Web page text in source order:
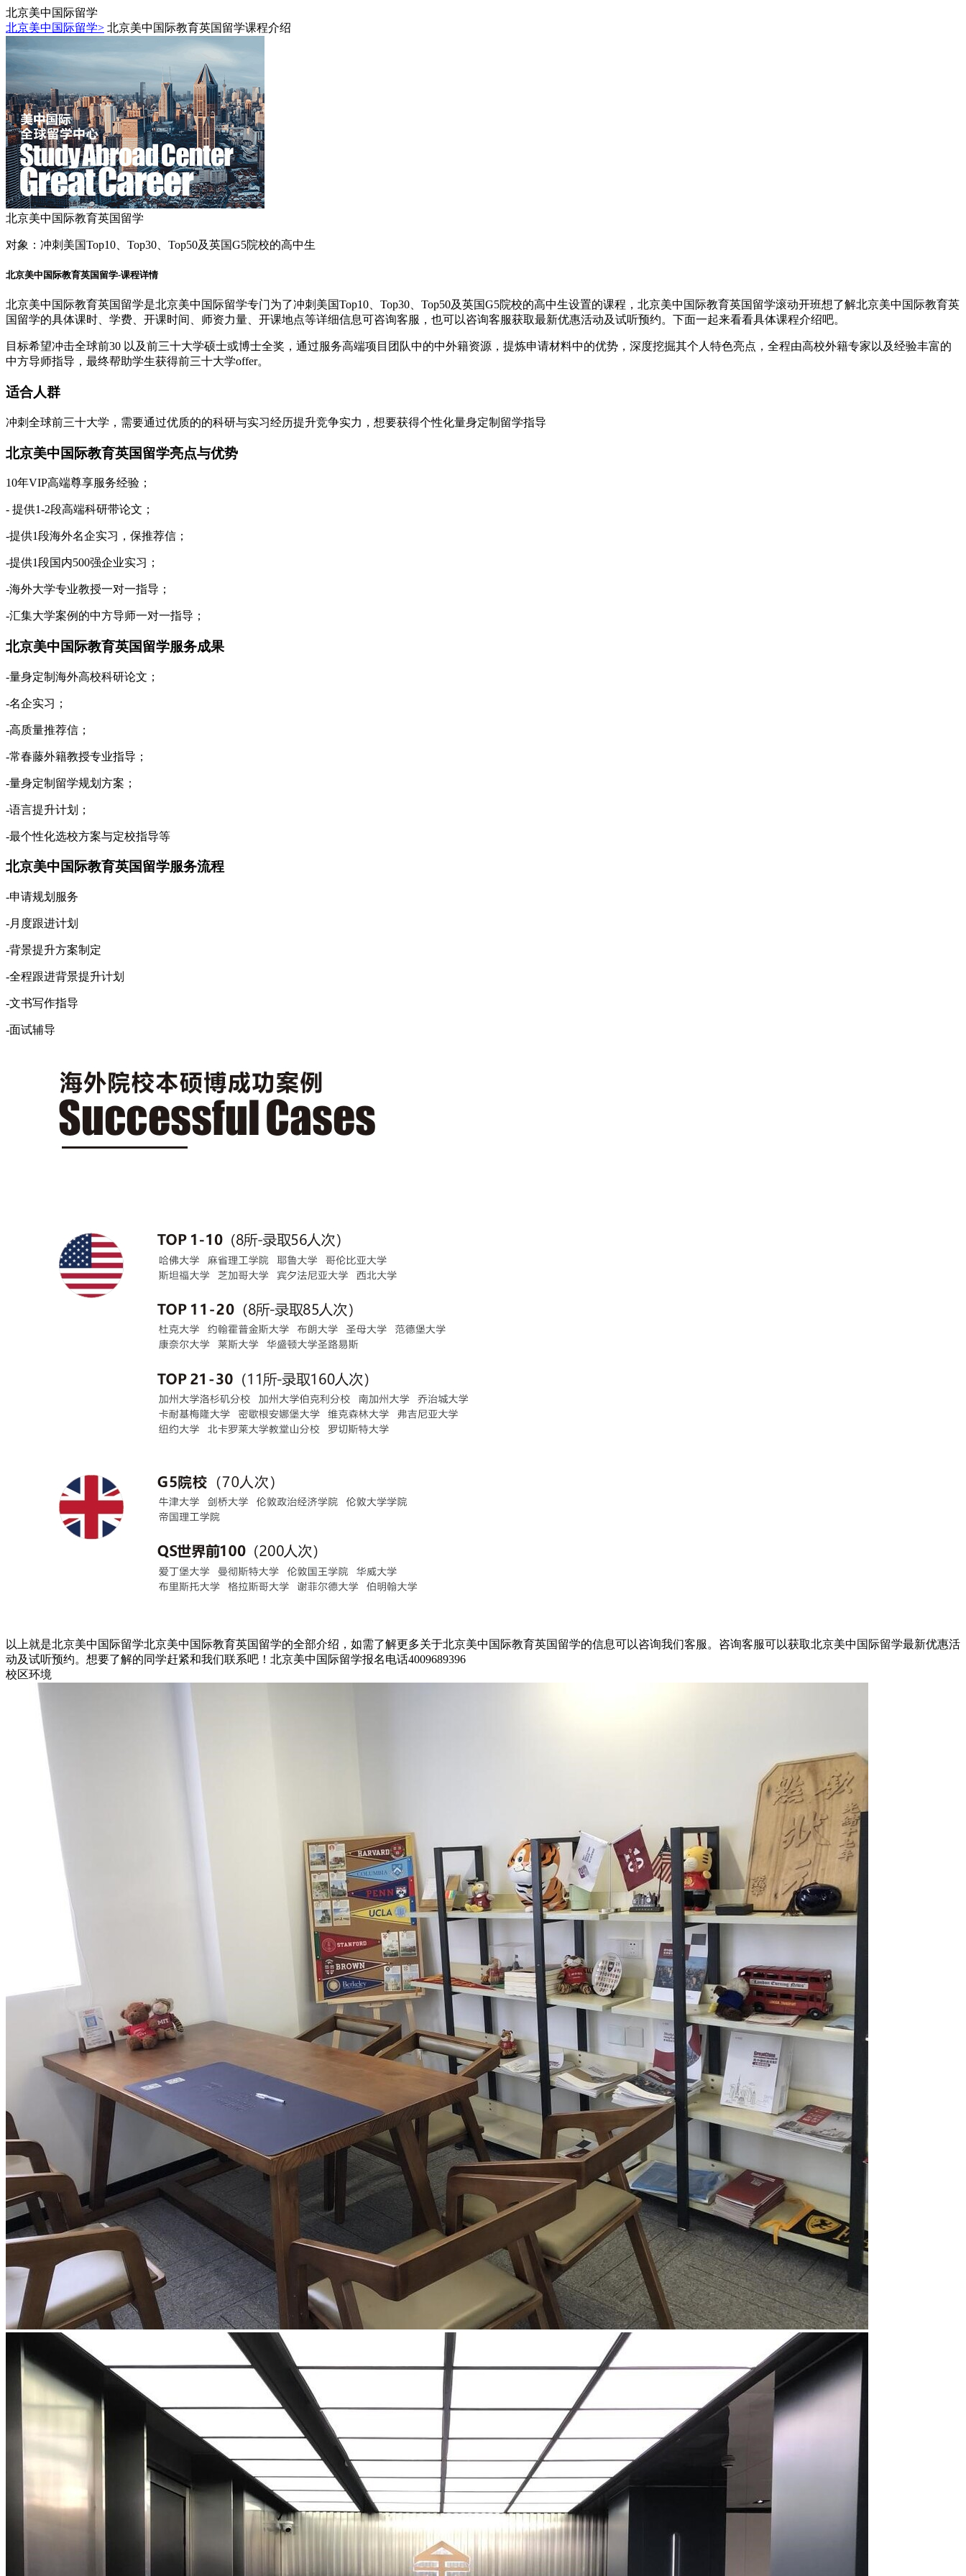
北京美中国际留学
北京美中国际留学> 北京美中国际教育英国留学课程介绍
北京美中国际教育英国留学
对象： 冲刺美国Top10、Top30、Top50及英国G5院校的高中生
北京美中国际教育英国留学-课程详情
北京美中国际教育英国留学是北京美中国际留学专门为了冲刺美国Top10、Top30、Top50及英国G5院校的高中生设置的课程，北京美中国际教育英国留学滚动开班想了解北京美中国际教育英
国留学的具体课时、学费、开课时间、师资力量、开课地点等详细信息可咨询客服，也可以咨询客服获取最新优惠活动及试听预约。下面一起来看看具体课程介绍吧。
目标希望冲击全球前30 以及前三十大学硕士或博士全奖，通过服务高端项目团队中的中外籍资源，提炼申请材料中的优势，深度挖掘其个人特色亮点，全程由高校外籍专家以及经验丰富的
中方导师指导，最终帮助学生获得前三十大学offer。
适合人群
冲刺全球前三十大学，需要通过优质的的科研与实习经历提升竞争实力，想要获得个性化量身定制留学指导
北京美中国际教育英国留学亮点与优势
10年VIP高端尊享服务经验；
- 提供1-2段高端科研带论文；
-提供1段海外名企实习，保推荐信；
-提供1段国内500强企业实习；
-海外大学专业教授一对一指导；
-汇集大学案例的中方导师一对一指导；
北京美中国际教育英国留学服务成果
-量身定制海外高校科研论文；
-名企实习；
-高质量推荐信；
-常春藤外籍教授专业指导；
-量身定制留学规划方案；
-语言提升计划；
-最个性化选校方案与定校指导等
北京美中国际教育英国留学服务流程
-申请规划服务
-月度跟进计划
-背景提升方案制定
-全程跟进背景提升计划
-文书写作指导
-面试辅导
以上就是北京美中国际留学北京美中国际教育英国留学的全部介绍，如需了解更多关于北京美中国际教育英国留学的信息可以咨询我们客服。咨询客服可以获取北京美中国际留学最新优惠活
动及试听预约。想要了解的同学赶紧和我们联系吧！北京美中国际留学报名电话4009689396
校区环境